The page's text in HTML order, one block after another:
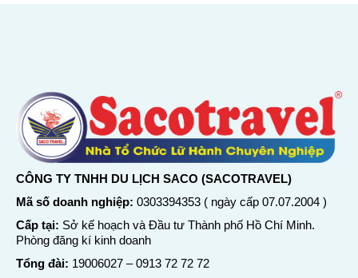
CÔNG TY TNHH DU LỊCH SACO (SACOTRAVEL)
Mã số doanh nghiệp: 0303394353 ( ngày cấp 07.07.2004 )
Cấp tại: Sở kế hoạch và Đầu tư Thành phố Hồ Chí Minh.
Phòng đăng kí kinh doanh
Tổng đài: 19006027 –0913 72 72 72